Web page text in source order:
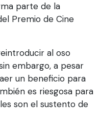
parte de la
Premio de Cine
al oso
embargo, a pesar
un beneficio para
es riesgosa para
son el sustento de